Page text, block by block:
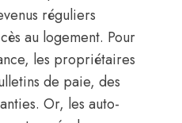
réguliers
au logement. Pour
les propriétaires
de paie, des
Or, les auto-